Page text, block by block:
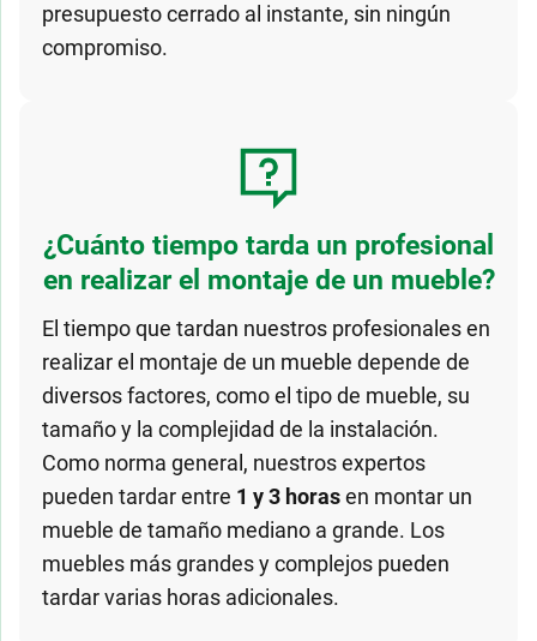
presupuesto cerrado al instante, sin ningún
compromiso.
¿Cuánto tiempo tarda un profesional
en realizar el montaje de un mueble?
El tiempo que tardan nuestros profesionales en
realizar el montaje de un mueble depende de
diversos factores, como el tipo de mueble, su
tamaño y la complejidad de la instalación.
Como norma general, nuestros expertos
pueden tardar entre 1 y 3 horasen montar un
mueble de tamaño mediano a grande. Los
muebles más grandes y complejos pueden
tardar varias horas adicionales.